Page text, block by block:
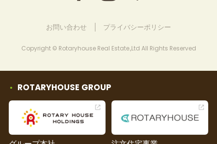
お問い合わせ プライバシーポリシー
Copyright © Rotaryhouse Real Estate.,Ltd All Rights Reserved
ROTARYHOUSE GROUP